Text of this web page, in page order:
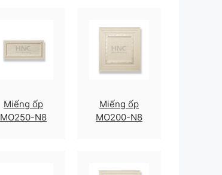
Miếng ốp
MO250-N8
Miếng ốp
MO200-N8